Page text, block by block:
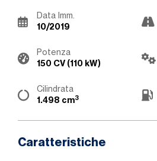
Data Imm.
10/2019
Potenza
150 CV (110 kW)
Cilindrata
1.498 cm3
Caratteristiche